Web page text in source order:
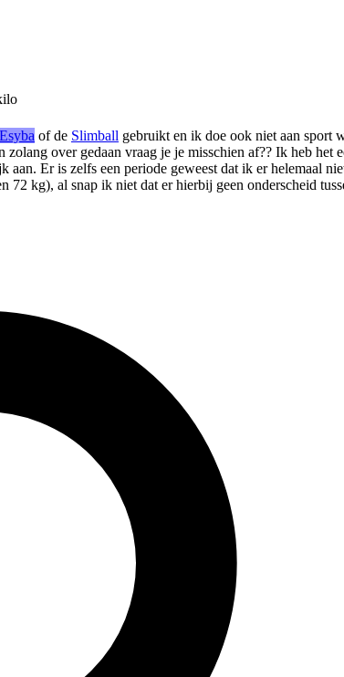
Esyba of de Slimball gebruikt en ik doe ook niet aan sport
over gedaan vraag je je misschien af?? Ik heb het
Er is zelfs een periode geweest dat ik er helemaal
kg), al snap ik niet dat er hierbij geen onderscheid